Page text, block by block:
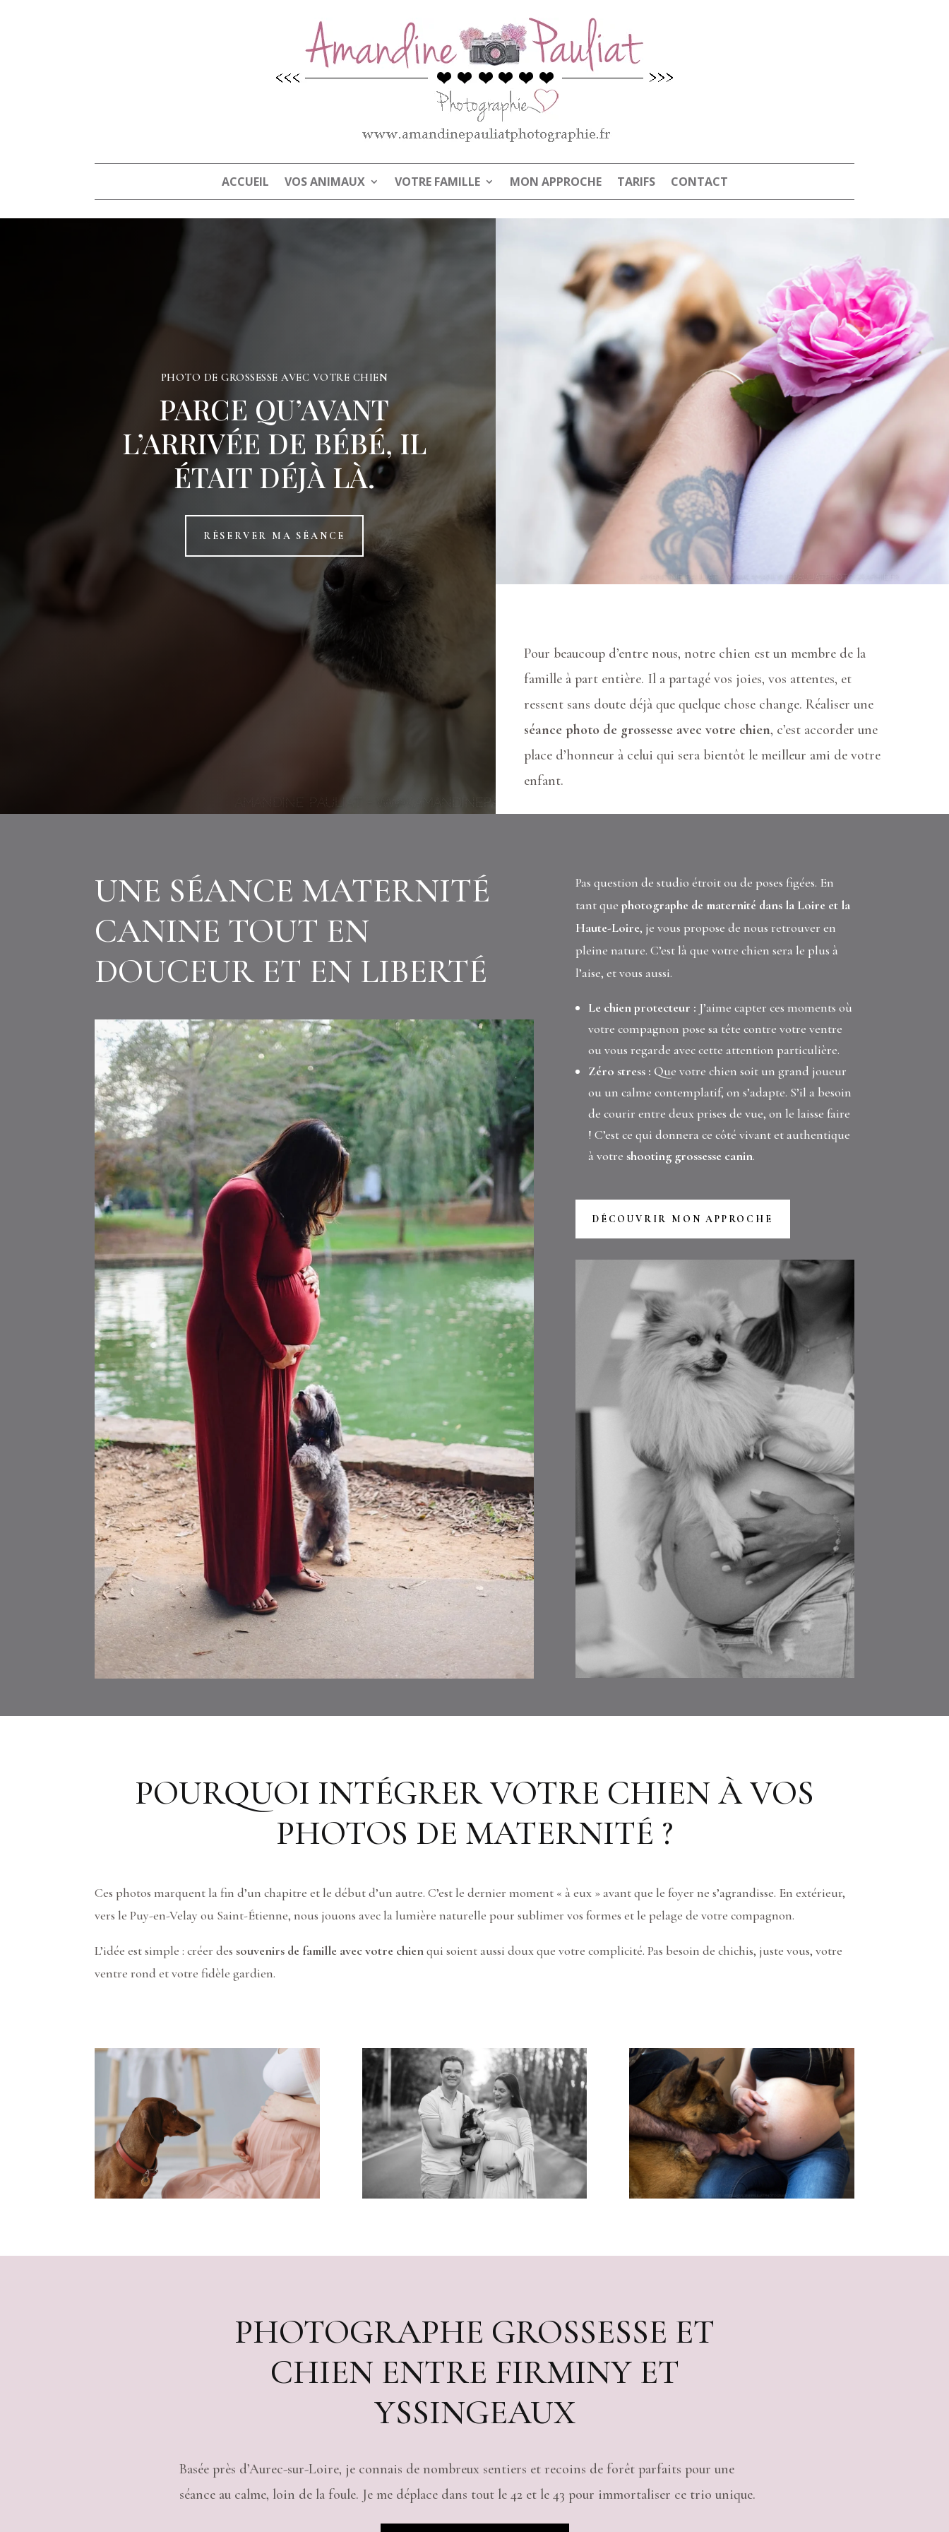
ACCUEIL VOS ANIMAUX VOTRE FAMILLE MON APPROCHE TARIFS CONTACT
PHOTO DE GROSSESSE AVEC VOTRE CHIEN
PARCE QU’AVANT
L’ARRIVÉE DE BÉBÉ, IL
ÉTAIT DÉJÀ LÀ.
RÉSERVER MA SÉANCE
Pour beaucoup d’entre nous, notre chien est un membre de la
famille à part entière. Il a partagé vos joies, vos attentes, et
ressent sans doute déjà que quelque chose change. Réaliser une
séance photo de grossesse avec votre chien, c’est accorder une
place d’honneur à celui qui sera bientôt le meilleur ami de votre
enfant.
UNE SÉANCE MATERNITÉ
CANINE TOUT EN
DOUCEUR ET EN LIBERTÉ
Pas question de studio étroit ou de poses figées. En
tant que photographe de maternité dans la Loire et la
Haute-Loire, je vous propose de nous retrouver en
pleine nature. C’est là que votre chien sera le plus à
l’aise, et vous aussi.
Le chien protecteur : J’aime capter ces moments où
votre compagnon pose sa tête contre votre ventre
ou vous regarde avec cette attention particulière.
Zéro stress : Que votre chien soit un grand joueur
ou un calme contemplatif, on s’adapte. S’il a besoin
de courir entre deux prises de vue, on le laisse faire
! C’est ce qui donnera ce côté vivant et authentique
à votre shooting grossesse canin.
DÉCOUVRIR MON APPROCHE
POURQUOI INTÉGRER VOTRE CHIEN À VOS
PHOTOS DE MATERNITÉ ?
Ces photos marquent la fin d’un chapitre et le début d’un autre. C’est le dernier moment « à eux » avant que le foyer ne s’agrandisse. En extérieur,
vers le Puy-en-Velay ou Saint-Étienne, nous jouons avec la lumière naturelle pour sublimer vos formes et le pelage de votre compagnon.
L’idée est simple : créer dessouvenirs de famille avec votre chienqui soient aussi doux que votre complicité. Pas besoin de chichis, juste vous, votre
ventre rond et votre fidèle gardien.
PHOTOGRAPHE GROSSESSE ET
CHIEN ENTRE FIRMINY ET
YSSINGEAUX
Basée près d’Aurec-sur-Loire, je connais de nombreux sentiers et recoins de forêt parfaits pour une
séance au calme, loin de la foule. Je me déplace dans tout le 42 et le 43 pour immortaliser ce trio unique.